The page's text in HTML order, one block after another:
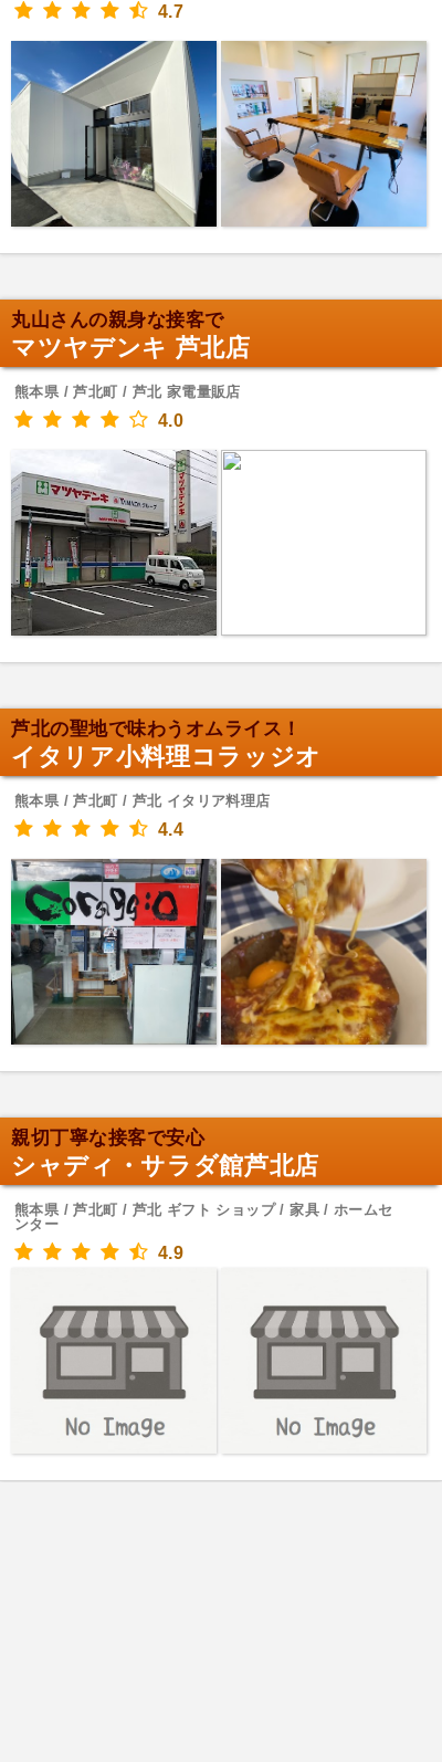
4.7
丸山さんの親身な接客で
マツヤデンキ 芦北店
熊本県 / 芦北町 / 芦北 家電量販店
4.0
芦北の聖地で味わうオムライス！
イタリア小料理コラッジオ
熊本県 / 芦北町 / 芦北 イタリア料理店
4.4
親切丁寧な接客で安心
シャディ・サラダ館芦北店
熊本県 / 芦北町 / 芦北 ギフト ショップ / 家具 / ホームセ
ンター
4.9